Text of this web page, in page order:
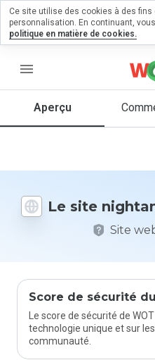
menu
Aperçu
Le site
Site
Score de sécurité
Le score de sécurité de
technologie unique et sur
communauté.
un
1 et 5
vous à ce
site ?
Ce site utilise des cookies à des fins
personnalisation. En continuant,
politique en matière de cookies.